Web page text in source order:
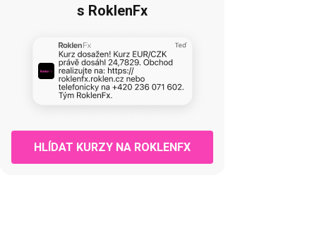
s RoklenFx
HLÍDAT KURZY NA ROKLENFX